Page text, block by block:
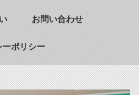
お問い合わせ
ーポリシー